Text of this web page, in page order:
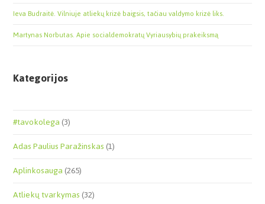
Ieva Budraitė. Vilniuje atliekų krizė baigsis, tačiau valdymo krizė liks.
Martynas Norbutas. Apie socialdemokratų Vyriausybių prakeiksmą
Kategorijos
#tavokolega(3)
Adas Paulius Paražinskas(1)
Aplinkosauga(265)
Atliekų tvarkymas(32)